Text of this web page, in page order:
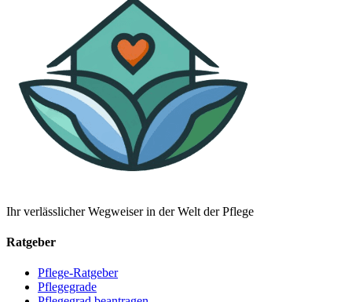
Ihr verlässlicher Wegweiser in der Welt der Pflege
Ratgeber
Pflege-Ratgeber
Pflegegrade